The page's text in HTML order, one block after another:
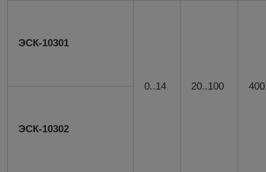
ЭСК-10301
0..14 20..100
ЭСК-10302